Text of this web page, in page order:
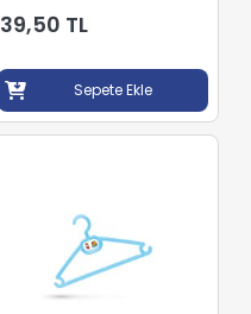
39,50 TL
Sepete Ekle